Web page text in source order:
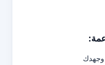
وجهدك